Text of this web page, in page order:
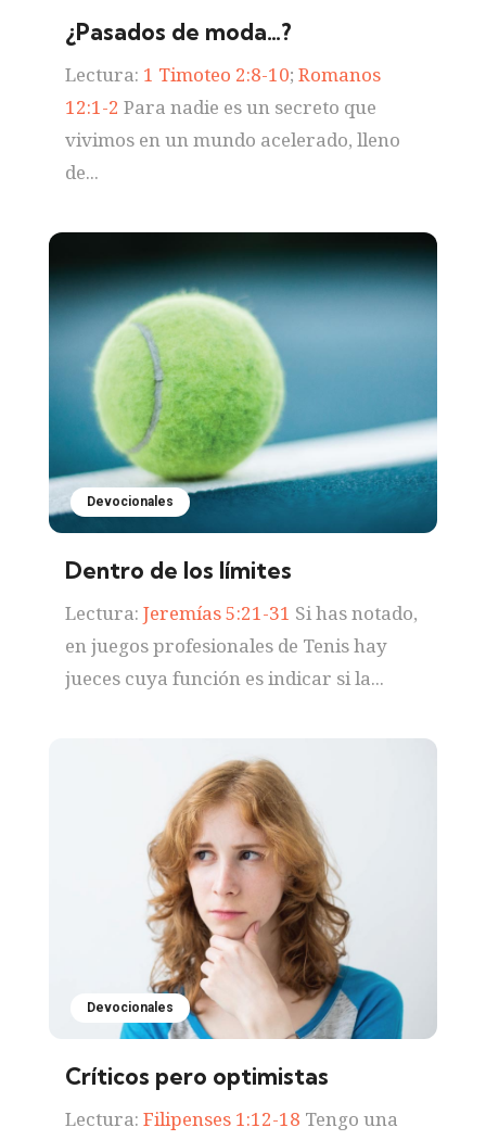
¿Pasados de moda…?
Lectura: 1 Timoteo 2:8-10; Romanos
12:1-2 Para nadie es un secreto que
vivimos en un mundo acelerado, lleno
de...
Devocionales
Dentro de los límites
Lectura: Jeremías 5:21-31 Si has notado,
en juegos profesionales de Tenis hay
jueces cuya función es indicar si la...
Devocionales
Críticos pero optimistas
Lectura: Filipenses 1:12-18 Tengo una